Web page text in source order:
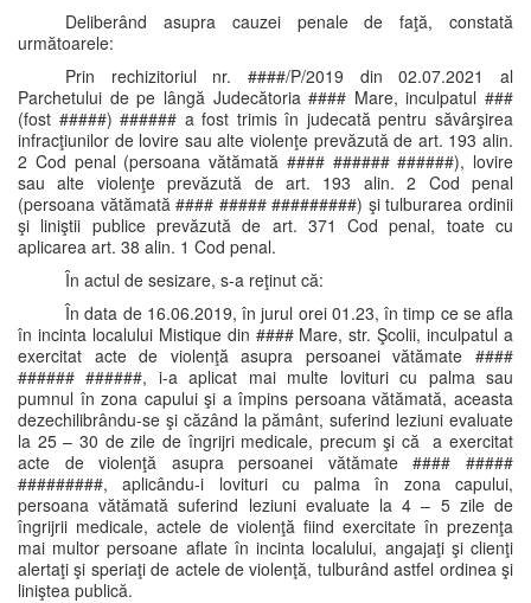
Deliberând asupra cauzei penale de faţă, constată
următoarele:
Prin rechizitoriul nr. ####/P/2019 din 02.07.2021 al
Parchetului de pe lângă Judecătoria #### Mare, inculpatul ###
(fost #####) ###### a fost trimis în judecată pentru săvârşirea
infracţiunilor de lovire sau alte violenţe prevăzută de art. 193 alin.
2 Cod penal (persoana vătămată #### ###### ######), lovire
sau alte violenţe prevăzută de art. 193 alin. 2 Cod penal
(persoana vătămată #### ##### #########) şi tulburarea ordinii
şi liniştii publice prevăzută de art. 371 Cod penal, toate cu
aplicarea art. 38 alin. 1 Cod penal.
În actul de sesizare, s-a reţinut că:
În data de 16.06.2019, în jurul orei 01.23, în timp ce se afla
în incinta localului Mistique din #### Mare, str. Şcolii, inculpatul a
exercitat acte de violenţă asupra persoanei vătămate ####
###### ######, i-a aplicat mai multe lovituri cu palma sau
pumnul în zona capului şi a împins persoana vătămată, aceasta
dezechilibrându-se şi căzând la pământ, suferind leziuni evaluate
la 25 – 30 de zile de îngrijri medicale, precum şi că a exercitat
acte de violenţă asupra persoanei vătămate #### #####
#########, aplicându-i lovituri cu palma în zona capului,
persoana vătămată suferind leziuni evaluate la 4 – 5 zile de
îngrijrii medicale, actele de violenţă fiind exercitate în prezenţa
mai multor persoane aflate în incinta localului, angajaţi şi clienţi
alertaţi şi speriaţi de actele de violenţă, tulburând astfel ordinea şi
liniştea publică.